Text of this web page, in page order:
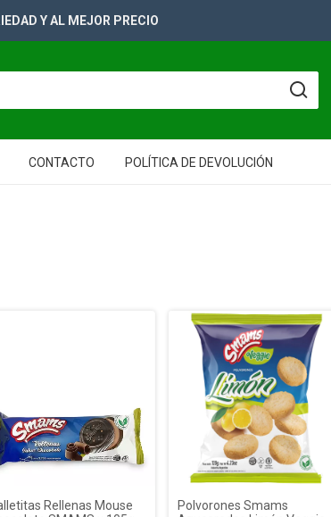
PARA TUS GONDOLAS
CONTACTO POLÍTICA DE DEVOLUCIÓN
Rellenas Mouse
Polvorones Smams